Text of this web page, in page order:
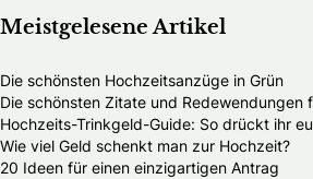
Meistgelesene Artikel
Die schönsten Hochzeitsanzüge in Grün
Die schönsten Zitate und Redewendungen
Hochzeits-Trinkgeld-Guide: So drückt ihr
Wie viel Geld schenkt man zur Hochzeit?
20 Ideen für einen einzigartigen Antrag